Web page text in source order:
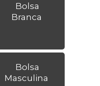
Bolsa
Branca
Bolsa
Masculina